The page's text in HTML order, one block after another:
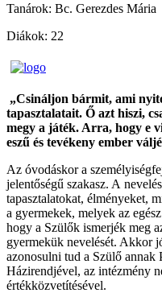
Tanárok: Bc. Gerezdes Mária
Diákok: 22
„Csináljon bármit, ami
tapasztalatait. Ő azt hiszi,
megy a játék. Arra, hogy e
eszű és tevékeny ember
Az óvodáskor a
jelentőségű szakasz. A
tapasztalatokat, élményeket,
a gyermekek, melyek az
hogy a Szülők ismerjék meg
gyermekük nevelését. Akkor
azonosulni tud a Szülő annak
Házirendjével, az intézmény
értékközvetítésével.